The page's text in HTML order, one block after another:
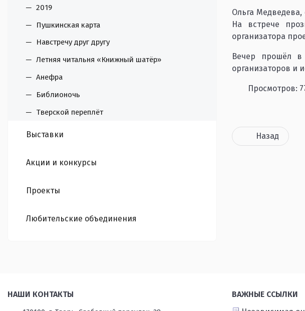
2019
Пушкинская карта
Навстречу друг другу
Летняя читальня «Книжный шатёр»
Анефра
Библионочь
Тверской переплёт
Выставки
Акции и конкурсы
Проекты
Любительские объединения
Ольга
На встрече
организатора
Вечер прошёл в
организаторов и
Просмотров:
Назад
НАШИ КОНТАКТЫ
ВАЖНЫЕ ССЫЛКИ